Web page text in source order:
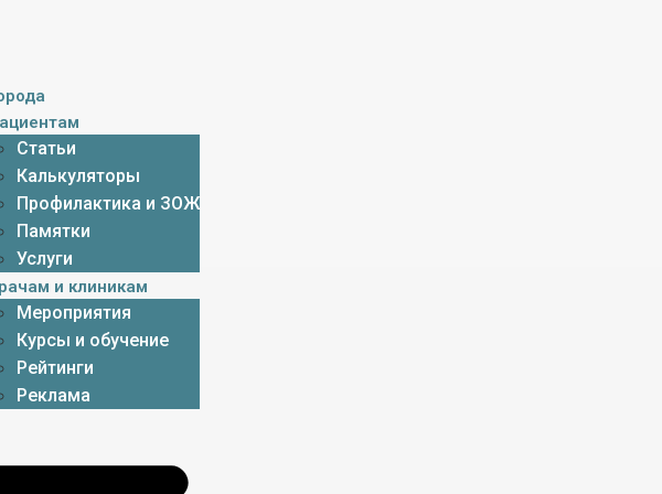
Статьи
Калькуляторы
Профилактика и ЗОЖ
Памятки
Услуги
и клиникам
Мероприятия
Курсы и обучение
Рейтинги
Реклама